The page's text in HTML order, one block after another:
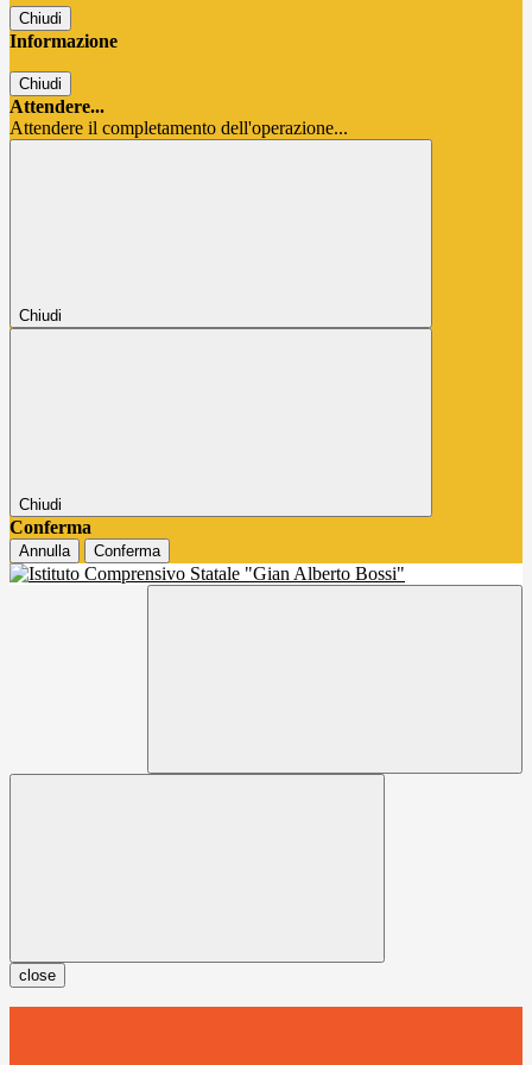
Chiudi
Informazione
Chiudi
Attendere...
Attendere il completamento dell'operazione...
Chiudi
Chiudi
Conferma
Annulla Conferma
close